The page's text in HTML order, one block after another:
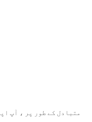
متبادل کے طور پر ، آپ